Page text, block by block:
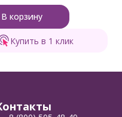
В корзину
Купить в 1 клик